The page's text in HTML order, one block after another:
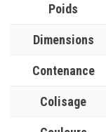
Poids
Dimensions
Contenance
Colisage